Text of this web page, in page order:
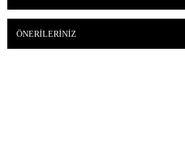
ÖNERILERINIZ